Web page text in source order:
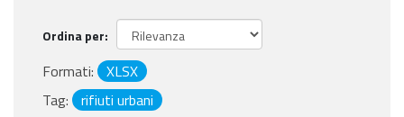
Ordina per
Formati:
XLSX
Tag:
rifiuti urbani